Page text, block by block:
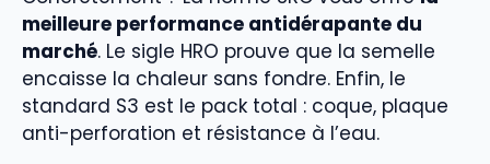
meilleure performance antidérapante du
marché. Le sigle HRO prouve que la semelle
encaisse la chaleur sans fondre. Enfin, le
standard S3 est le pack total : coque, plaque
anti-perforation et résistance à l’eau.